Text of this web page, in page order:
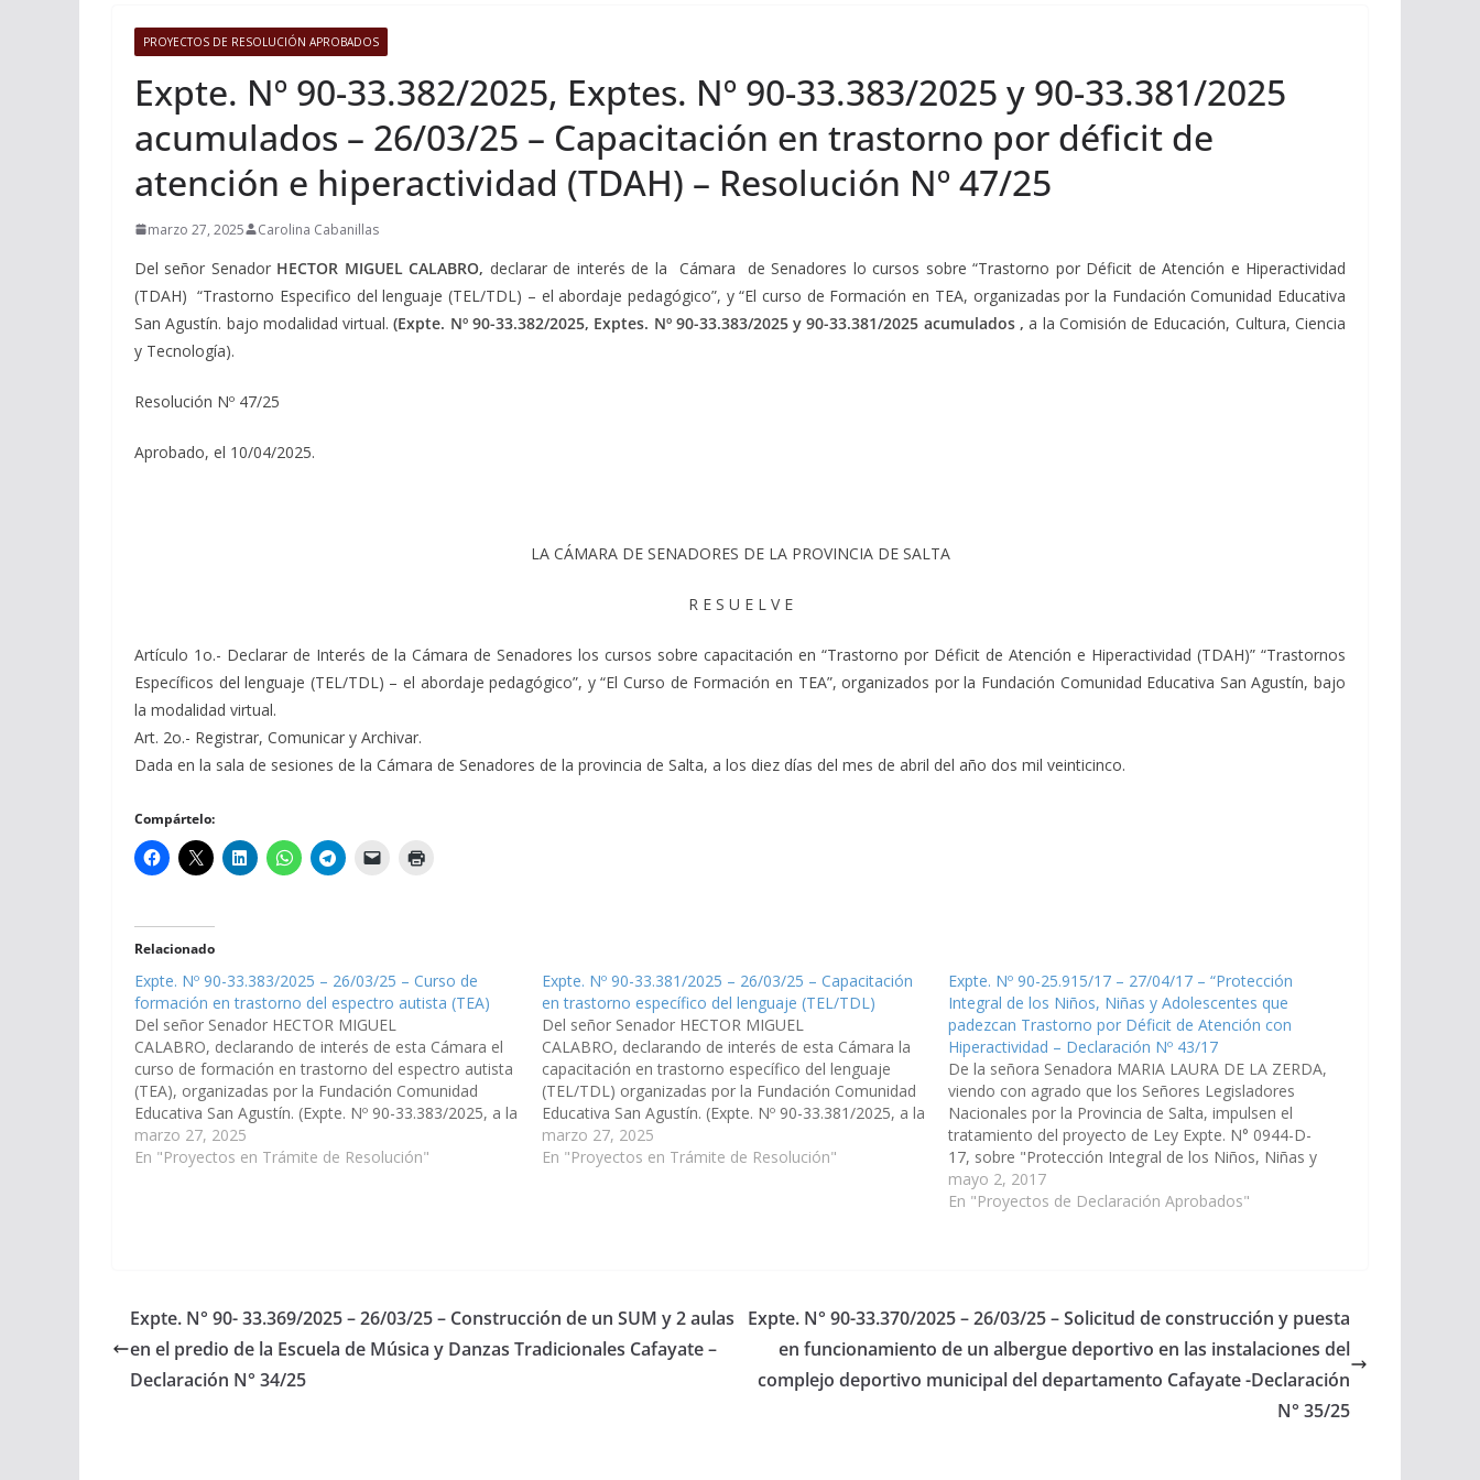
PROYECTOS DE RESOLUCIÓN APROBADOS
Expte. Nº 90-33.382/2025, Exptes. Nº 90-33.383/2025 y 90-33.381/2025
acumulados – 26/03/25 – Capacitación en trastorno por déficit de
atención e hiperactividad (TDAH) – Resolución Nº 47/25
marzo 27, 2025 Carolina Cabanillas
Del señor SenadorHECTOR MIGUEL CALABRO, declarar de interés de la Cámara de Senadores lo cursos sobre “Trastorno por Déficit de Atención e Hiperactividad
(TDAH) “Trastorno Especifico del lenguaje (TEL/TDL) – el abordaje pedagógico”, y “El curso de Formación en TEA, organizadas por la Fundación Comunidad Educativa
San Agustín. bajo modalidad virtual.(Expte. Nº 90-33.382/2025, Exptes. Nº 90-33.383/2025 y 90-33.381/2025 acumulados ,a la Comisión de Educación, Cultura, Ciencia
y Tecnología).
Resolución Nº 47/25
Aprobado, el 10/04/2025.
LA CÁMARA DE SENADORES DE LA PROVINCIA DE SALTA
R E S U E L V E
Artículo 1o.- Declarar de Interés de la Cámara de Senadores los cursos sobre capacitación en “Trastorno por Déficit de Atención e Hiperactividad (TDAH)” “Trastornos
Específicos del lenguaje (TEL/TDL) – el abordaje pedagógico”, y “El Curso de Formación en TEA”, organizados por la Fundación Comunidad Educativa San Agustín, bajo
la modalidad virtual.
Art. 2o.- Registrar, Comunicar y Archivar.
Dada en la sala de sesiones de la Cámara de Senadores de la provincia de Salta, a los diez días del mes de abril del año dos mil veinticinco.
Compártelo:
Relacionado
Expte. Nº 90-33.383/2025 – 26/03/25 – Curso de
formación en trastorno del espectro autista (TEA)
Del señor Senador HECTOR MIGUEL
CALABRO, declarando de interés de esta Cámara el
curso de formación en trastorno del espectro autista
(TEA), organizadas por la Fundación Comunidad
Educativa San Agustín. (Expte. Nº 90-33.383/2025, a la
Comisión de Educación, Cultura, Ciencia y
Tecnología).
marzo 27, 2025
En "Proyectos en Trámite de Resolución"
Expte. Nº 90-33.381/2025 – 26/03/25 – Capacitación
en trastorno específico del lenguaje (TEL/TDL)
Del señor Senador HECTOR MIGUEL
CALABRO, declarando de interés de esta Cámara la
capacitación en trastorno específico del lenguaje
(TEL/TDL) organizadas por la Fundación Comunidad
Educativa San Agustín. (Expte. Nº 90-33.381/2025, a la
Comisión de Educación, Cultura, Ciencia y
Tecnología).
marzo 27, 2025
En "Proyectos en Trámite de Resolución"
Expte. Nº 90-25.915/17 – 27/04/17 – “Protección
Integral de los Niños, Niñas y Adolescentes que
padezcan Trastorno por Déficit de Atención con
Hiperactividad – Declaración Nº 43/17
De la señora Senadora MARIA LAURA DE LA ZERDA,
viendo con agrado que los Señores Legisladores
Nacionales por la Provincia de Salta, impulsen el
tratamiento del proyecto de Ley Expte. N° 0944-D-
17, sobre "Protección Integral de los Niños, Niñas y
Adolescentes que padezcan Trastorno por Déficit de
Atención con Hiperactividad (TDAH)…
mayo 2, 2017
En "Proyectos de Declaración Aprobados"
Expte. N° 90- 33.369/2025 – 26/03/25 – Construcción de un SUM y 2 aulas
en el predio de la Escuela de Música y Danzas Tradicionales Cafayate –
Declaración N° 34/25
Expte. N° 90-33.370/2025 – 26/03/25 – Solicitud de construcción y puesta
en funcionamiento de un albergue deportivo en las instalaciones del
complejo deportivo municipal del departamento Cafayate -Declaración
N° 35/25